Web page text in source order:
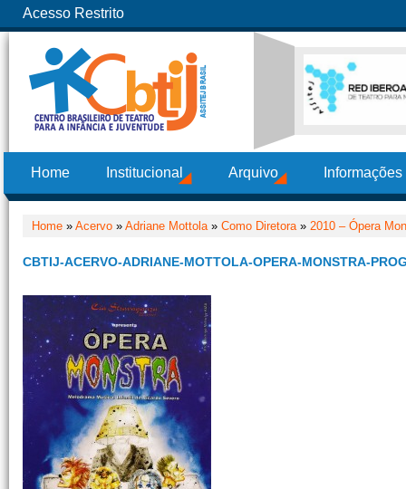
Acesso Restrito
Home Institucional Arquivo
Home » Acervo » Adriane Mottola» Como Diretora» 2010 – Ópera
CBTIJ-ACERVO-ADRIANE-MOTTOLA-OPERA-MONSTRA-